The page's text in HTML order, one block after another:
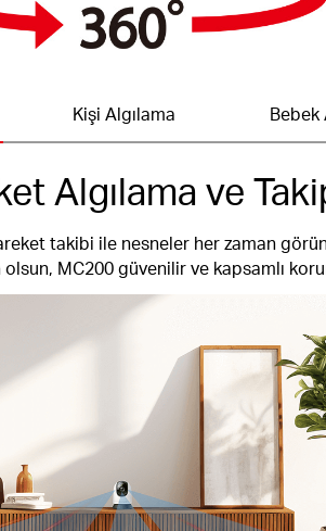
Kişi Algılama Bebek
Algılama ve
takibi ile nesneler her zaman
MC200 güvenilir ve kapsamlı